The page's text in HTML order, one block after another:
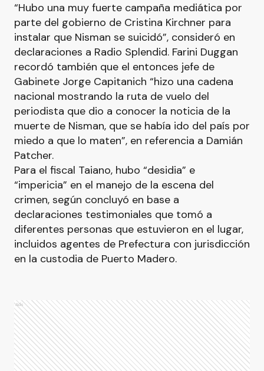
“Hubo una muy fuerte campaña mediática por
parte del gobierno de Cristina Kirchner para
instalar que Nisman se suicidó”, consideró en
declaraciones a Radio Splendid. Farini Duggan
recordó también que el entonces jefe de
Gabinete Jorge Capitanich “hizo una cadena
nacional mostrando la ruta de vuelo del
periodista que dio a conocer la noticia de la
muerte de Nisman, que se había ido del país por
miedo a que lo maten”, en referencia a Damián
Patcher.
Para el fiscal Taiano, hubo “desidia” e
“impericia” en el manejo de la escena del
crimen, según concluyó en base a
declaraciones testimoniales que tomó a
diferentes personas que estuvieron en el lugar,
incluidos agentes de Prefectura con jurisdicción
en la custodia de Puerto Madero.
Ads